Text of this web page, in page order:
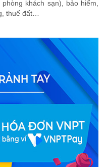
khách sạn), bảo hiểm,
thuế đất…